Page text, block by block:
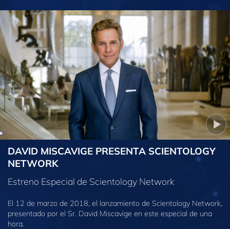
DAVID MISCAVIGE PRESENTA SCIENTOLOGY
NETWORK
Estreno Especial de Scientology Network
El 12 de marzo de 2018, el lanzamiento de Scientology Network,
presentado por el Sr. David Miscavige en este especial de una
hora.